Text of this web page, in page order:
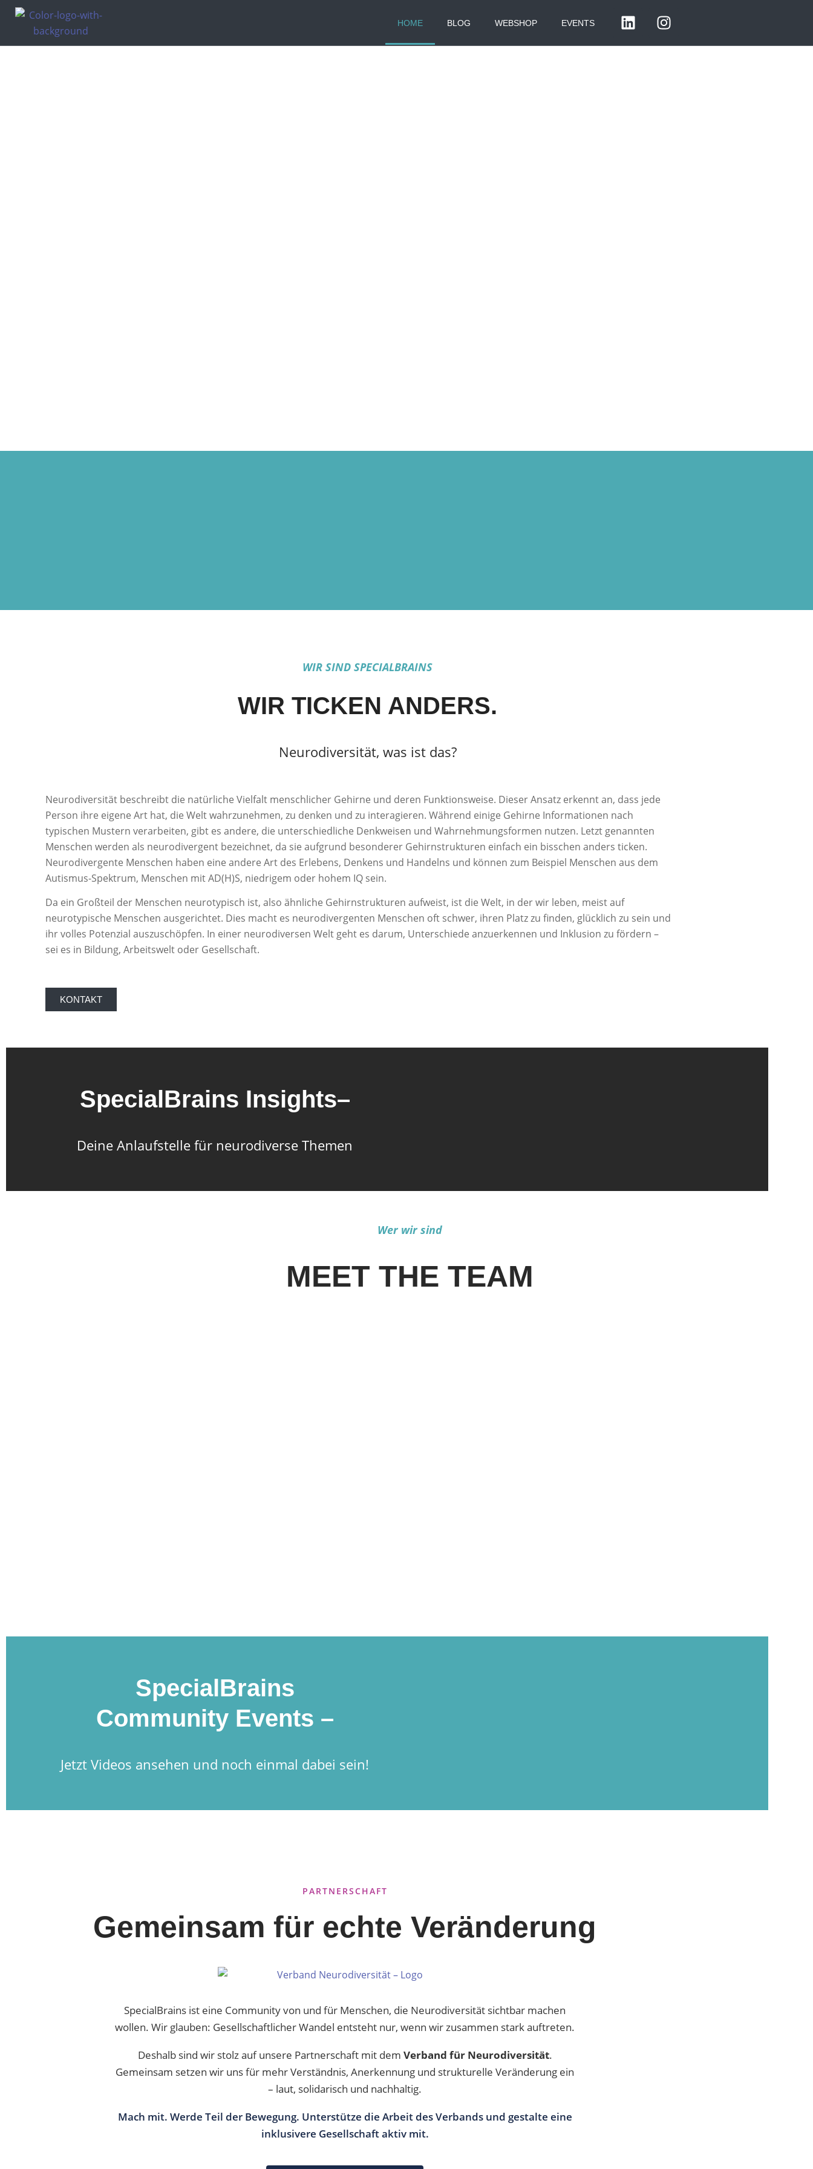
HOME BLOG WEBSHOP EVENTS
WIR SIND SPECIALBRAINS
WIR TICKEN ANDERS.
Neurodiversität, was ist das?
Neurodiversität beschreibt die natürliche Vielfalt menschlicher Gehirne und deren Funktionsweise. Dieser Ansatz erkennt an, dass jede
Person ihre eigene Art hat, die Welt wahrzunehmen, zu denken und zu interagieren. Während einige Gehirne Informationen nach
typischen Mustern verarbeiten, gibt es andere, die unterschiedliche Denkweisen und Wahrnehmungsformen nutzen. Letzt genannten
Menschen werden als neurodivergent bezeichnet, da sie aufgrund besonderer Gehirnstrukturen einfach ein bisschen anders ticken.
Neurodivergente Menschen haben eine andere Art des Erlebens, Denkens und Handelns und können zum Beispiel Menschen aus dem
Autismus-Spektrum, Menschen mit AD(H)S, niedrigem oder hohem IQ sein.
Da ein Großteil der Menschen neurotypisch ist, also ähnliche Gehirnstrukturen aufweist, ist die Welt, in der wir leben, meist auf
neurotypische Menschen ausgerichtet. Dies macht es neurodivergenten Menschen oft schwer, ihren Platz zu finden, glücklich zu sein und
ihr volles Potenzial auszuschöpfen. In einer neurodiversen Welt geht es darum, Unterschiede anzuerkennen und Inklusion zu fördern –
sei es in Bildung, Arbeitswelt oder Gesellschaft.
KONTAKT
SpecialBrains Insights–
Deine Anlaufstelle für neurodiverse Themen
Wer wir sind
MEET THE TEAM
SpecialBrains
Community Events –
Jetzt Videos ansehen und noch einmal dabei sein!
PARTNERSCHAFT
Gemeinsam für echte Veränderung
SpecialBrains ist eine Community von und für Menschen, die Neurodiversität sichtbar machen
wollen. Wir glauben: Gesellschaftlicher Wandel entsteht nur, wenn wir zusammen stark auftreten.
Deshalb sind wir stolz auf unsere Partnerschaft mit dem Verband für Neurodiversität.
Gemeinsam setzen wir uns für mehr Verständnis, Anerkennung und strukturelle Veränderung ein
– laut, solidarisch und nachhaltig.
Mach mit. Werde Teil der Bewegung. Unterstütze die Arbeit des Verbands und gestalte eine
inklusivere Gesellschaft aktiv mit.